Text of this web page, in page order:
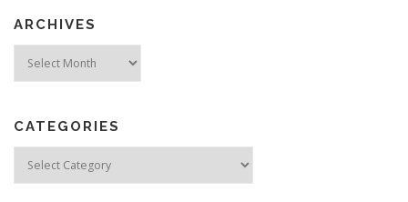
ARCHIVES
CATEGORIES